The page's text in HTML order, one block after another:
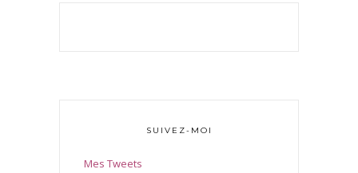
SUIVEZ-MOI
Mes Tweets